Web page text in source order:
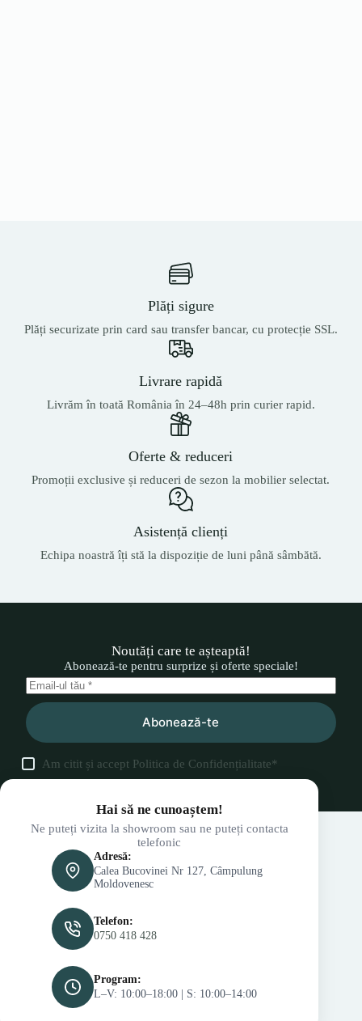
Plăți sigure
Plăți securizate prin card sau transfer bancar, cu protecție SSL.
Livrare rapidă
Livrăm în toată România în 24–48h prin curier rapid.
Oferte & reduceri
Promoții exclusive și reduceri de sezon la mobilier selectat.
Asistență clienți
Echipa noastră îți stă la dispoziție de luni până sâmbătă.
Noutăți care te așteaptă!
Abonează-te pentru surprize și oferte speciale!
Abonează-te
Am citit și accept Politica de Confidențialitate*
Hai să ne cunoaștem!
Ne puteți vizita la showroom sau ne puteți contacta
telefonic
Adresă:
Calea Bucovinei Nr 127, Câmpulung
Moldovenesc
Telefon:
0750 418 428
Program:
L–V: 10:00–18:00 | S: 10:00–14:00